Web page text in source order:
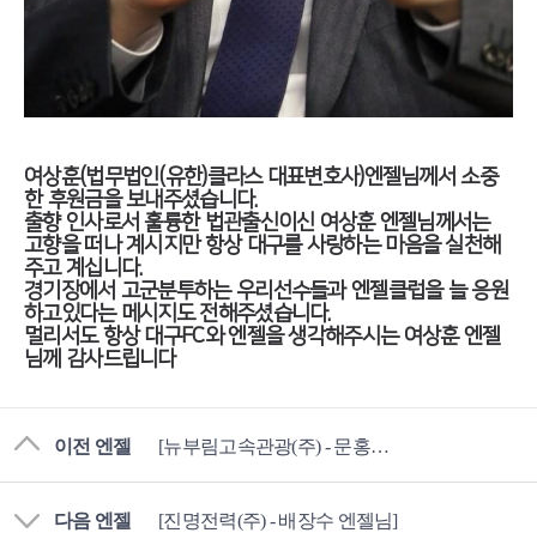
여상훈(법무법인(유한)클라스 대표변호사)엔젤님께서 소중
한 후원금을 보내주셨습니다.
출향 인사로서 훌륭한 법관출신이신 여상훈 엔젤님께서는
고향을 떠나 계시지만 항상 대구를 사랑하는 마음을 실천해
주고 계십니다.
경기장에서 고군분투하는 우리선수들과 엔젤클럽을 늘 응원
하고있다는 메시지도 전해주셨습니다.
멀리서도 항상 대구FC와 엔젤을 생각해주시는 여상훈 엔젤
님께 감사드립니다
이전 엔젤 [뉴부림고속관광(주) - 문홍국 엔젤님]
다음 엔젤 [진명전력(주) - 배장수 엔젤님]